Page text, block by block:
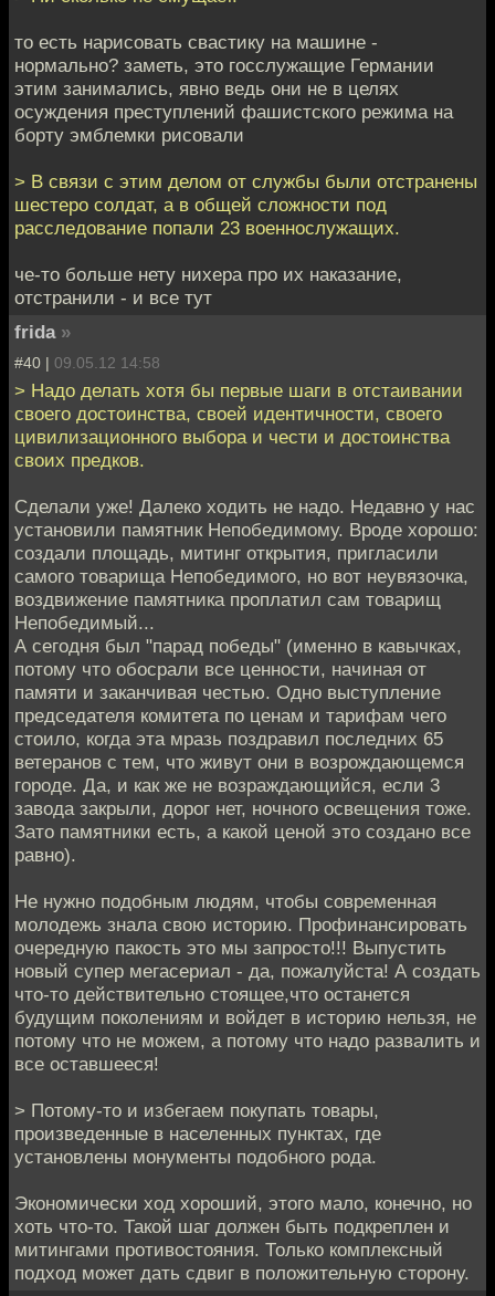
то есть нарисовать свастику на машине -
нормально? заметь, это госслужащие Германии
этим занимались, явно ведь они не в целях
осуждения преступлений фашистского режима на
борту эмблемки рисовали
> В связи с этим делом от службы были отстранены
шестеро солдат, а в общей сложности под
расследование попали 23 военнослужащих.
че-то больше нету нихера про их наказание,
отстранили - и все тут
frida »
#40 | 09.05.12 14:58
> Надо делать хотя бы первые шаги в отстаивании
своего достоинства, своей идентичности, своего
цивилизационного выбора и чести и достоинства
своих предков.
Сделали уже! Далеко ходить не надо. Недавно у нас
установили памятник Непобедимому. Вроде хорошо:
создали площадь, митинг открытия, пригласили
самого товарища Непобедимого, но вот неувязочка,
воздвижение памятника проплатил сам товарищ
Непобедимый...
А сегодня был "парад победы" (именно в кавычках,
потому что обосрали все ценности, начиная от
памяти и заканчивая честью. Одно выступление
председателя комитета по ценам и тарифам чего
стоило, когда эта мразь поздравил последних 65
ветеранов с тем, что живут они в возрождающемся
городе. Да, и как же не возраждающийся, если 3
завода закрыли, дорог нет, ночного освещения тоже.
Зато памятники есть, а какой ценой это создано все
равно).
Не нужно подобным людям, чтобы современная
молодежь знала свою историю. Профинансировать
очередную пакость это мы запросто!!! Выпустить
новый супер мегасериал - да, пожалуйста! А создать
что-то действительно стоящее,что останется
будущим поколениям и войдет в историю нельзя, не
потому что не можем, а потому что надо развалить и
все оставшееся!
> Потому-то и избегаем покупать товары,
произведенные в населенных пунктах, где
установлены монументы подобного рода.
Экономически ход хороший, этого мало, конечно, но
хоть что-то. Такой шаг должен быть подкреплен и
митингами противостояния. Только комплексный
подход может дать сдвиг в положительную сторону.